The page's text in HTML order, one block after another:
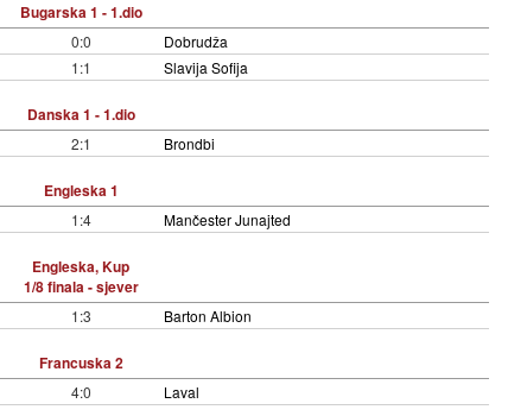
Bugarska 1 - 1.dio
0:0
Dobrudža
1:1 Slavija Sofija
Danska 1 - 1.dio
2:1 Brondbi
Engleska 1
1:4 Mančester Junajted
Engleska, Kup
1/8 finala - sjever
1:3 Barton Albion
Francuska 2
4:0 Laval